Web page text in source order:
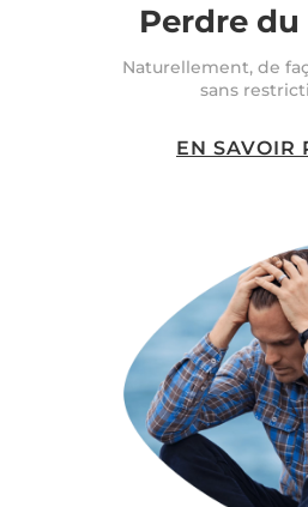
Perdre
Naturellement, de
sans
EN SAVOIR